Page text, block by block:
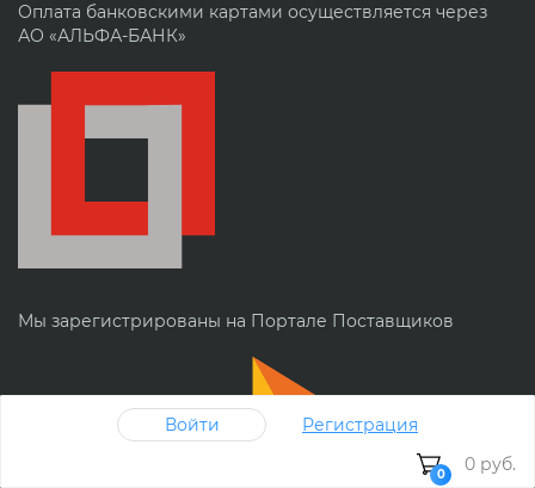
Оплата банковскими картами осуществляется через
АО «АЛЬФА-БАНК»
Мы зарегистрированы на Портале Поставщиков
Войти Регистрация
0 0 руб.